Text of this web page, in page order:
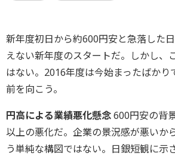
新年度初日から約600円安と急落した
えない新年度のスタートだ。しかし、
はない。2016年度は今始まったばかり
前を向こう。
円高による業績悪化懸念600円安の背
以上の悪化だ。企業の景況感が悪いか
う単純な構図ではない。日銀短観に示